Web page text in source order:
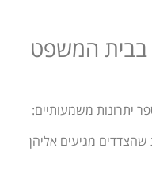
בבית המשפט
יתרונות משמעותיים:
מגיעים אליהן